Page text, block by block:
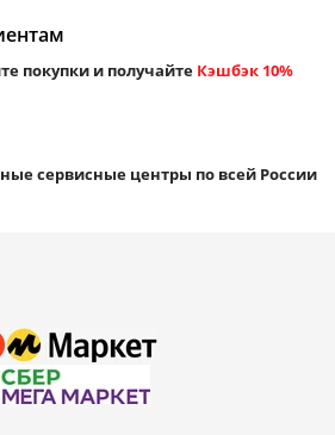
покупки и получайте Кэшбэк 10%
сервисные центры по всей России